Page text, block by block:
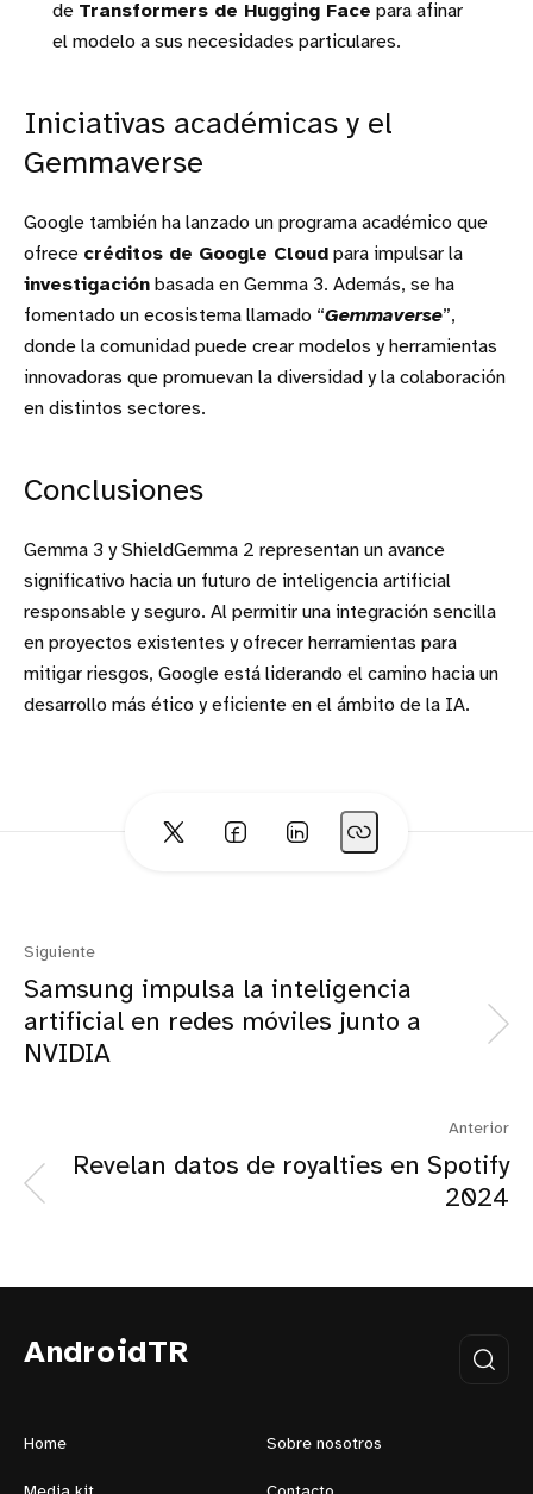
de Transformers de Hugging Face para afinar
el modelo a sus necesidades particulares.
Iniciativas académicas y el
Gemmaverse
Google también ha lanzado un programa académico que
ofrece créditos de Google Cloud para impulsar la
investigación basada en Gemma 3. Además, se ha
fomentado un ecosistema llamado “Gemmaverse”,
donde la comunidad puede crear modelos y herramientas
innovadoras que promuevan la diversidad y la colaboración
en distintos sectores.
Conclusiones
Gemma 3 y ShieldGemma 2 representan un avance
significativo hacia un futuro de inteligencia artificial
responsable y seguro. Al permitir una integración sencilla
en proyectos existentes y ofrecer herramientas para
mitigar riesgos, Google está liderando el camino hacia un
desarrollo más ético y eficiente en el ámbito de la IA.
Siguiente
Samsung impulsa la inteligencia
artificial en redes móviles junto a
NVIDIA
Anterior
Revelan datos de royalties en Spotify
2024
AndroidTR
Home Sobre nosotros